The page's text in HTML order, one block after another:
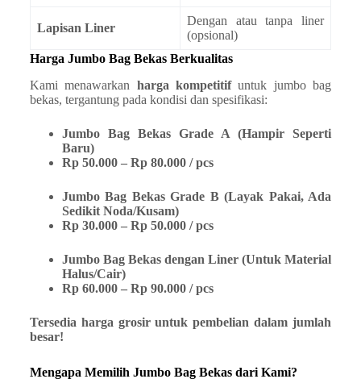
Lapisan Liner
Dengan atau tanpa liner
(opsional)
Harga Jumbo Bag Bekas Berkualitas
Kami menawarkan harga kompetitifuntuk jumbo bag
bekas, tergantung pada kondisi dan spesifikasi:
Jumbo Bag Bekas Grade A (Hampir Seperti
Baru)
Rp 50.000 – Rp 80.000 / pcs
Jumbo Bag Bekas Grade B (Layak Pakai, Ada
Sedikit Noda/Kusam)
Rp 30.000 – Rp 50.000 / pcs
Jumbo Bag Bekas dengan Liner (Untuk Material
Halus/Cair)
Rp 60.000 – Rp 90.000 / pcs
Tersedia harga grosir untuk pembelian dalam jumlah
besar!
Mengapa Memilih Jumbo Bag Bekas dari Kami?